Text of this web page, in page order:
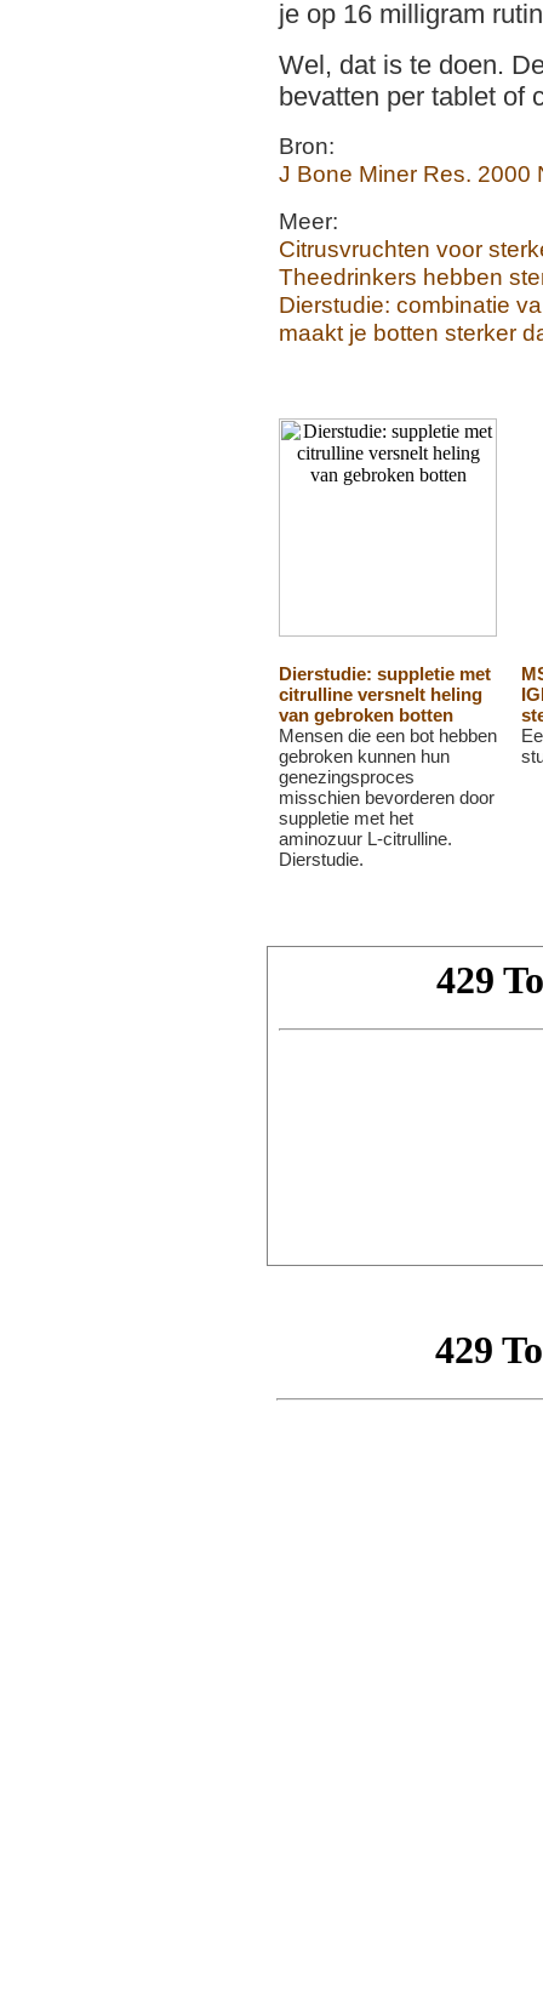
je op 16 milligram
Wel, dat is te doen.
bevatten per tablet of
Bron:
J Bone Miner Res. 2000
Meer:
Citrusvruchten voor
Theedrinkers hebben
Dierstudie: combinatie
maakt je botten sterker
Dierstudie: suppletie met
citrulline versnelt heling
van gebroken botten
Mensen die een bot hebben
gebroken kunnen hun
genezingsproces
misschien bevorderen door
suppletie met het
aminozuur L-citrulline.
Dierstudie.